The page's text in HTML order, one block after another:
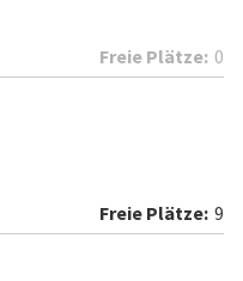
0
9